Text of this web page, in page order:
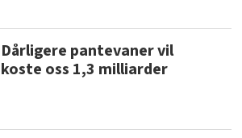
Dårligere pantevaner vil
koste oss 1,3 milliarder